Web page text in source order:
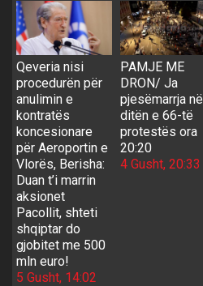
Qeveria nisi
procedurën për
anulimin e
kontratës
koncesionare
për Aeroportin e
Vlorës, Berisha:
Duan t’i marrin
aksionet
Pacollit, shteti
shqiptar do
gjobitet me 500
mln euro!
5 Gusht, 14:02
PAMJE ME
DRON/ Ja
pjesëmarrja në
ditën e 66-të
protestës ora
20:20
4 Gusht, 20:33